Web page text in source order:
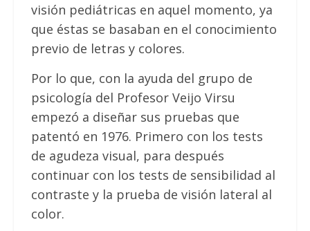
visión pediátricas en aquel momento, ya
que éstas se basaban en el conocimiento
previo de letras y colores.
Por lo que, con la ayuda del grupo de
psicología del Profesor Veijo Virsu
empezó a diseñar sus pruebas que
patentó en 1976. Primero con los tests
de agudeza visual, para después
continuar con los tests de sensibilidad al
contraste y la prueba de visión lateral al
color.